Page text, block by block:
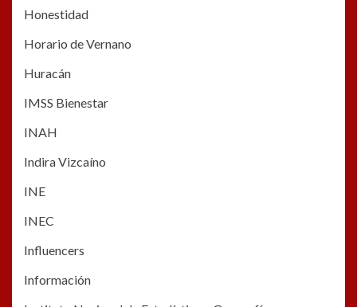
Honestidad
Horario de Vernano
Huracán
IMSS Bienestar
INAH
Indira Vizcaíno
INE
INEC
Influencers
Información